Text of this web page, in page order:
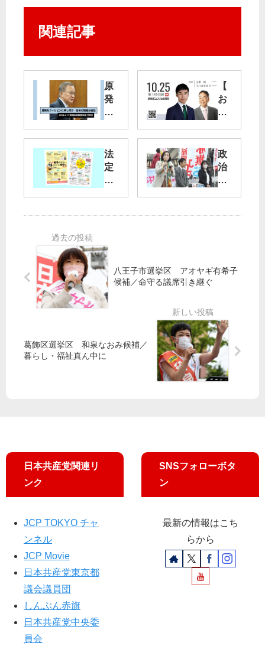
関連記事
原
発
を
に
押
し
【
お
知
せ
】
10/
25
橋
橋
化
会
館
前
の
ラ
イ
ま
法
定
ビ
き
し
た
政
治
変
運
に
八王子市選挙区 アオヤギ有希子
候補／命守る議席引き継ぐ
葛飾区選挙区 和泉なおみ候補／
暮らし・福祉真ん中に
日本共産党関連リ
ンク
JCP TOKYO チャ
ンネル
JCP Movie
日本共産党東京都
議会議員団
しんぶん赤旗
日本共産党中央委
員会
SNSフォローボタ
ン
最新の情報はこち
らから